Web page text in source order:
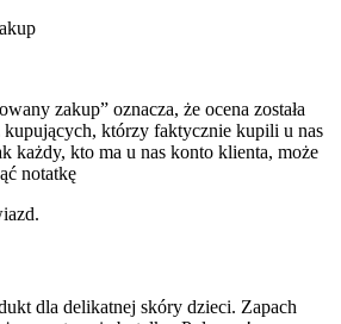
zakup” oznacza, że ​​ocena została
którzy faktycznie kupili u nas
każdy, kto ma u nas konto klienta, może
notatkę
dla delikatnej skóry dzieci. Zapach